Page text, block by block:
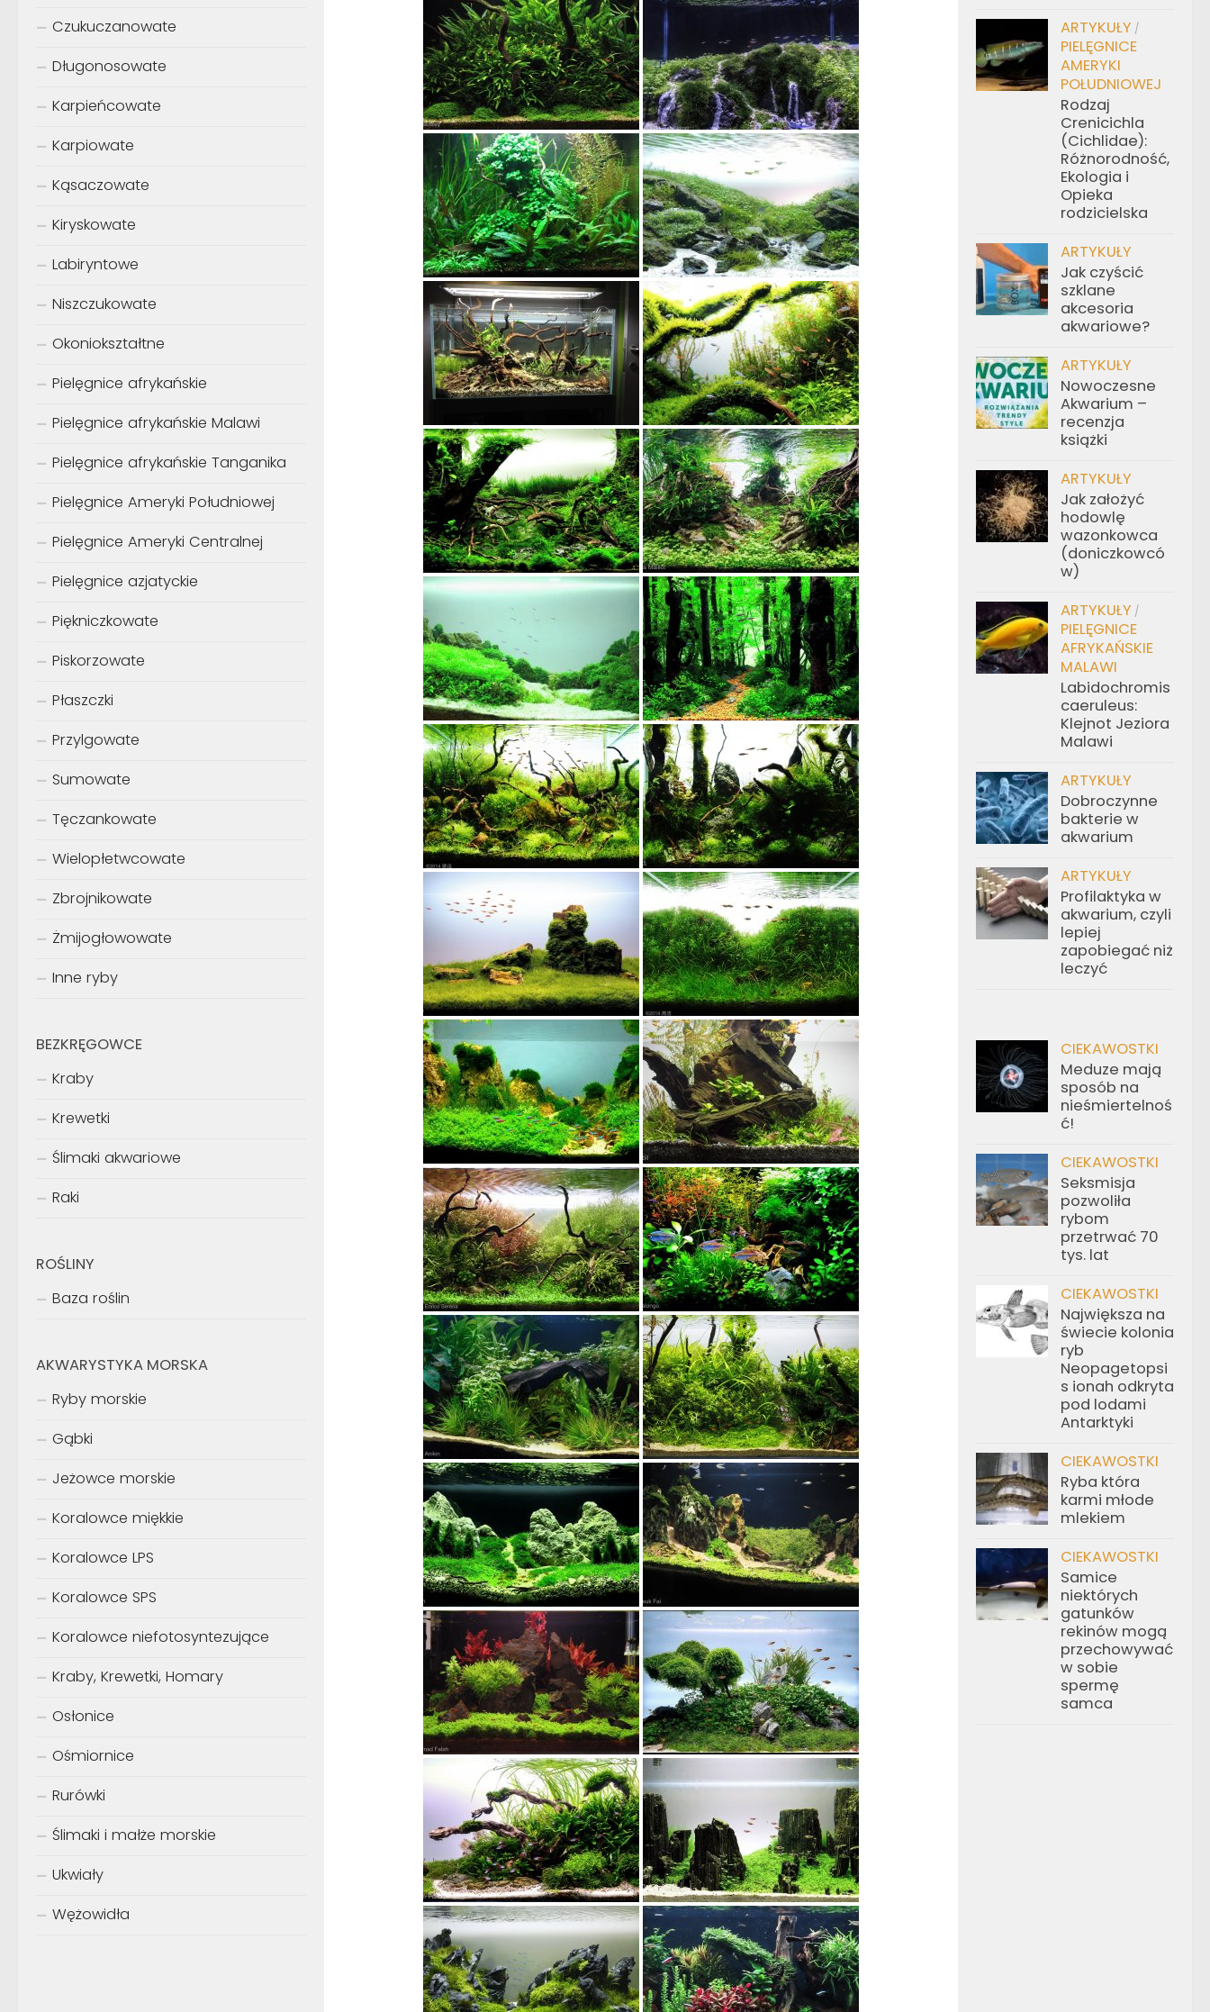
Czukuczanowate
Długonosowate
Karpieńcowate
Karpiowate
Kąsaczowate
Kiryskowate
Labiryntowe
Niszczukowate
Okoniokształtne
Pielęgnice afrykańskie
Pielęgnice afrykańskie Malawi
Pielęgnice afrykańskie Tanganika
Pielęgnice Ameryki Południowej
Pielęgnice Ameryki Centralnej
Pielęgnice azjatyckie
Piękniczkowate
Piskorzowate
Płaszczki
Przylgowate
Sumowate
Tęczankowate
Wielopłetwcowate
Zbrojnikowate
Żmijogłowowate
Inne ryby
BEZKRĘGOWCE
Kraby
Krewetki
Ślimaki akwariowe
Raki
ROŚLINY
Baza roślin
AKWARYSTYKA MORSKA
Ryby morskie
Gąbki
Jeżowce morskie
Koralowce miękkie
Koralowce LPS
Koralowce SPS
Koralowce niefotosyntezujące
Kraby, Krewetki, Homary
Osłonice
Ośmiornice
Rurówki
Ślimaki i małże morskie
Ukwiały
Wężowidła
ARTYKUŁY /
PIELĘGNICE
AMERYKI
POŁUDNIOWEJ
Rodzaj
Crenicichla
(Cichlidae):
Różnorodność,
Ekologia i
Opieka
rodzicielska
ARTYKUŁY
Jak czyścić
szklane
akcesoria
akwariowe?
ARTYKUŁY
Nowoczesne
Akwarium –
recenzja
książki
ARTYKUŁY
Jak założyć
hodowlę
wazonkowca
(doniczkowcó
w)
ARTYKUŁY /
PIELĘGNICE
AFRYKAŃSKIE
MALAWI
Labidochromis
caeruleus:
Klejnot Jeziora
Malawi
ARTYKUŁY
Dobroczynne
bakterie w
akwarium
ARTYKUŁY
Profilaktyka w
akwarium, czyli
lepiej
zapobiegać niż
leczyć
CIEKAWOSTKI
Meduze mają
sposób na
nieśmiertelnoś
ć!
CIEKAWOSTKI
Seksmisja
pozwoliła
rybom
przetrwać 70
tys. lat
CIEKAWOSTKI
Największa na
świecie kolonia
ryb
Neopagetopsi
s ionah odkryta
pod lodami
Antarktyki
CIEKAWOSTKI
Ryba która
karmi młode
mlekiem
CIEKAWOSTKI
Samice
niektórych
gatunków
rekinów mogą
przechowywać
w sobie
spermę
samca